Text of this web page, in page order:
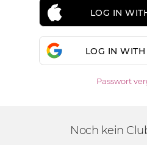
LOG IN
LOG IN
Passwort
Noch kein